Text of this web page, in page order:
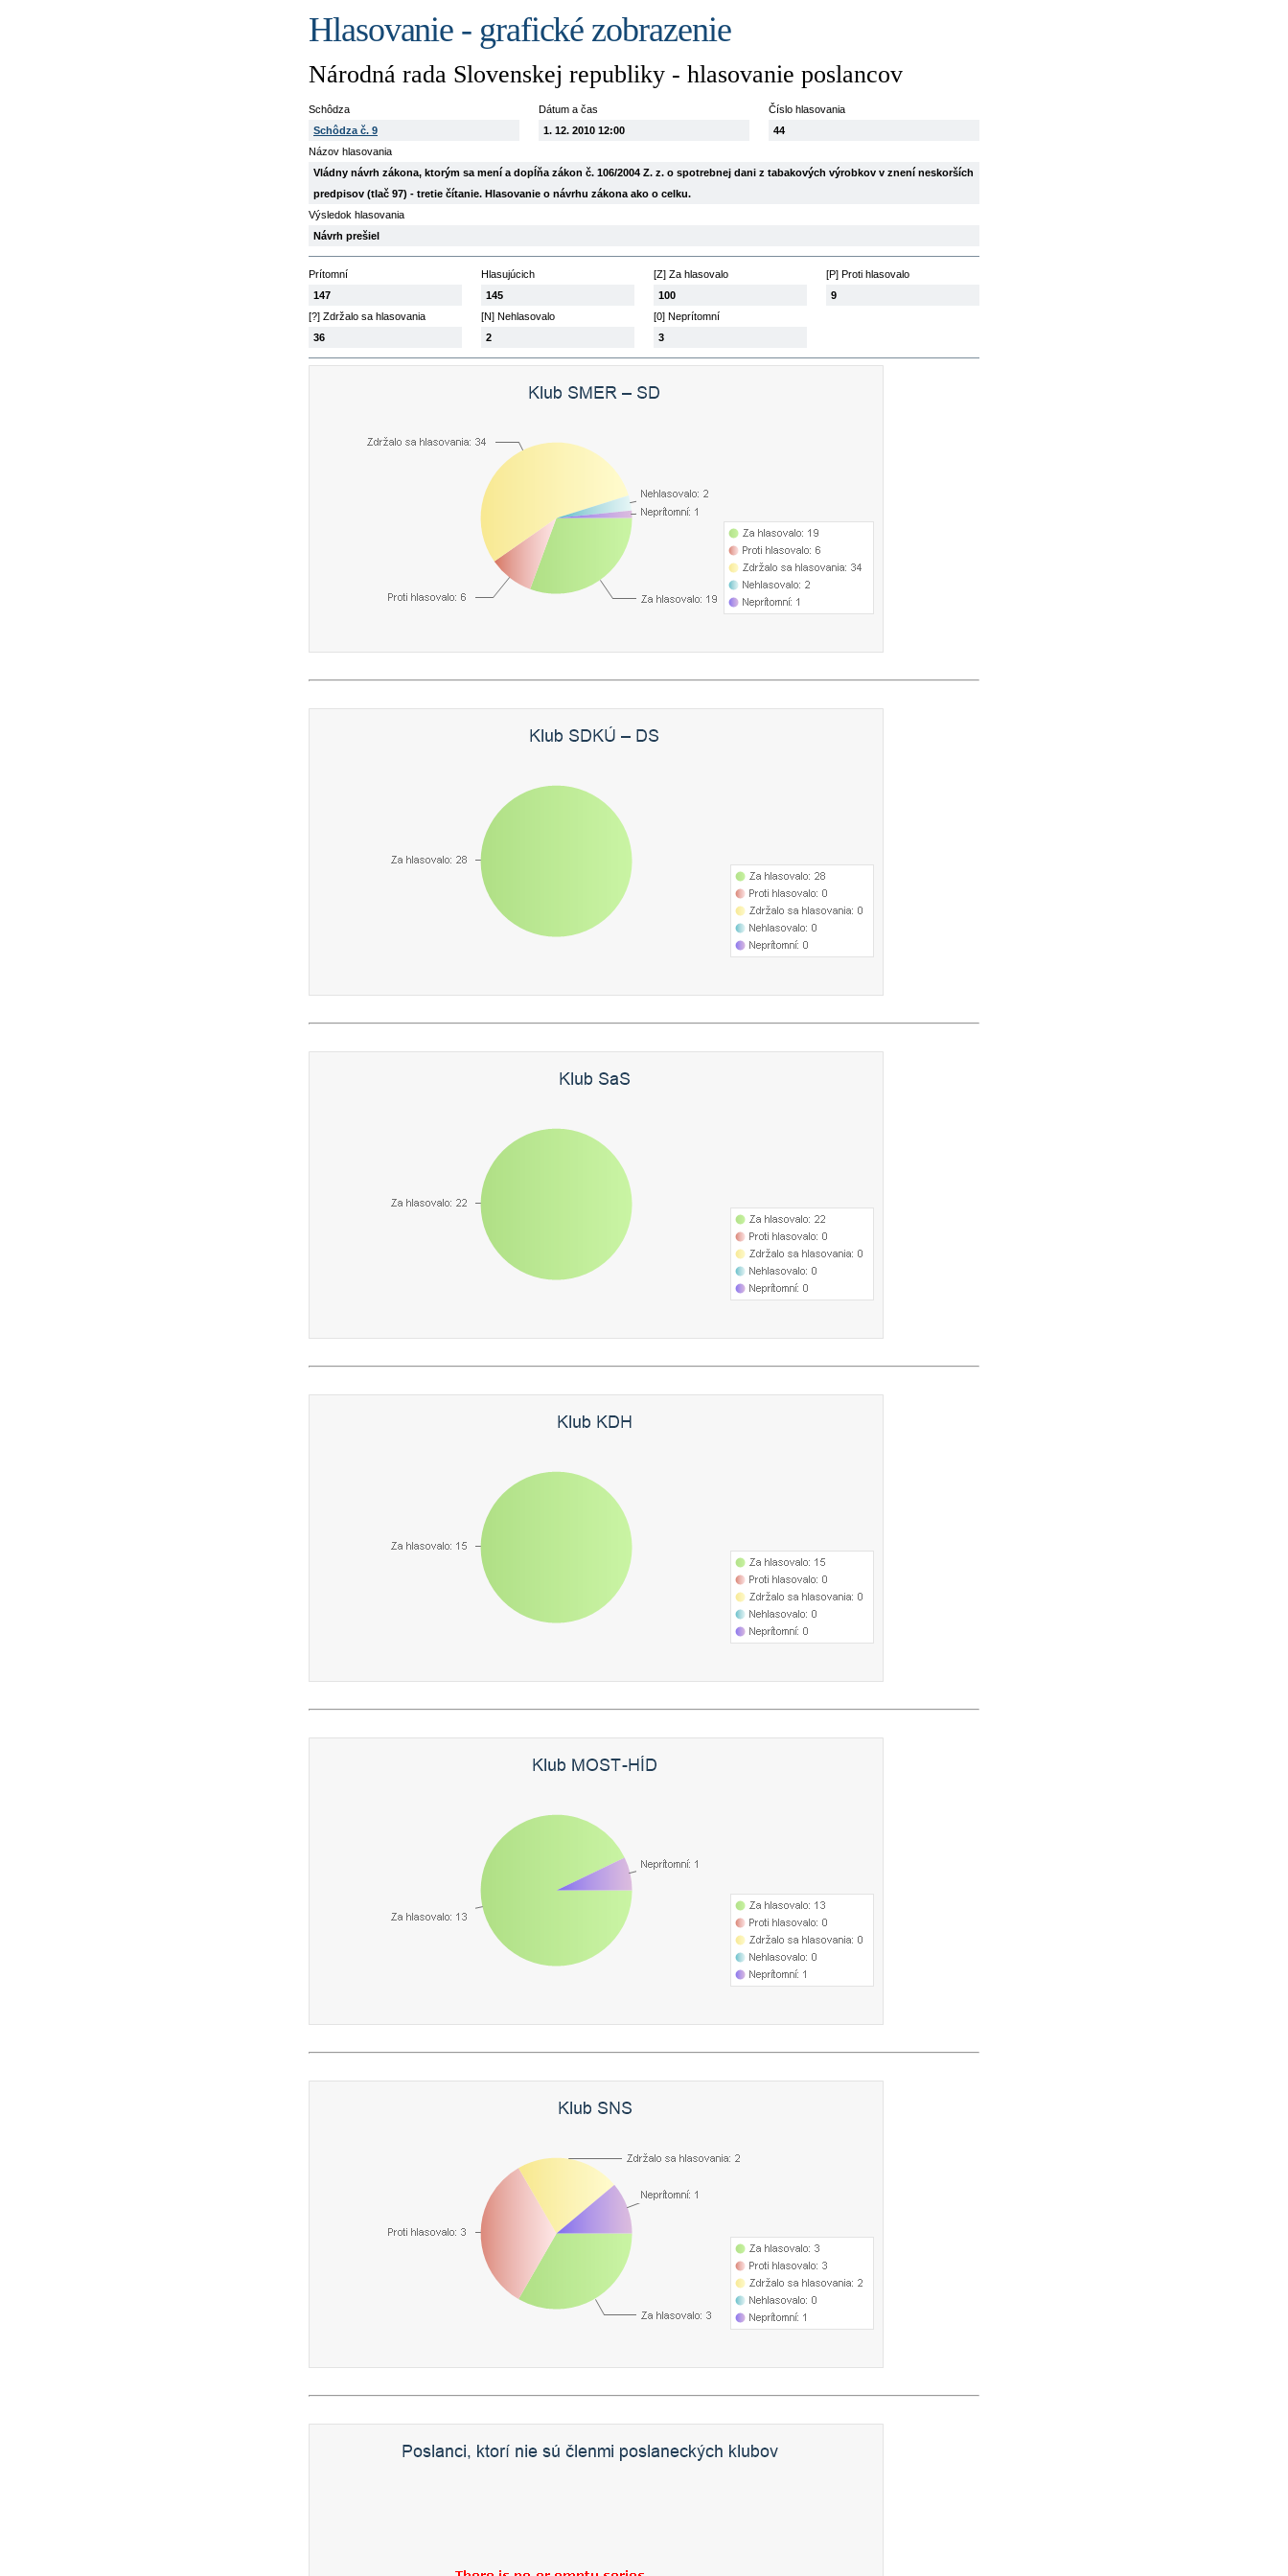
Hlasovanie - grafické zobrazenie
Národná rada Slovenskej republiky - hlasovanie poslancov
Schôdza
Schôdza č. 9
Dátum a čas
1. 12. 2010 12:00
Číslo hlasovania
44
Názov hlasovania
Vládny návrh zákona, ktorým sa mení a dopĺňa zákon č. 106/2004 Z. z. o spotrebnej dani z tabakových výrobkov v znení neskorších
predpisov (tlač 97) - tretie čítanie. Hlasovanie o návrhu zákona ako o celku.
Výsledok hlasovania
Návrh prešiel
Prítomní
147
Hlasujúcich
145
[Z] Za hlasovalo
100
[P] Proti hlasovalo
9
[?] Zdržalo sa hlasovania
36
[N] Nehlasovalo
2
[0] Neprítomní
3